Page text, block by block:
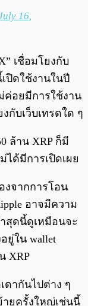
16,
เชื่อมโยงกับ
เปิดใช้งานในปี
ค่อยมีการใช้งาน
กับเว็บเทรดใด ๆ
ล้าน XRP ก็มี
ได้มีการเปิดเผย
งจากการโอน
อาจมีความ
สุดนี้ดูเหมือนจะ
ยู่ใน wallet
XRP
ากันไปต่าง ๆ
ายครั้งใหญ่เช่นนี้